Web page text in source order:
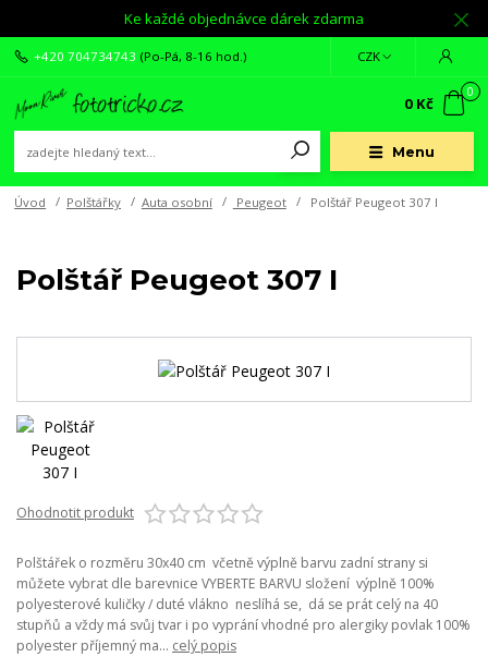
Ke každé objednávce dárek zdarma
Menu
CZK
+420 704734743 (Po-Pá, 8-16 hod.)
0
0 Kč
Úvod Polštářky Auta osobní Peugeot Polštář Peugeot 307 I
Polštář Peugeot 307 I
Ohodnotit produkt
Polštářek o rozměru 30x40 cm včetně výplně barvu zadní strany si
můžete vybrat dle barevnice VYBERTE BARVU složení výplně 100%
polyesterové kuličky / duté vlákno neslíhá se, dá se prát celý na 40
stupňů a vždy má svůj tvar i po vyprání vhodné pro alergiky povlak 100%
polyester příjemný ma... celý popis